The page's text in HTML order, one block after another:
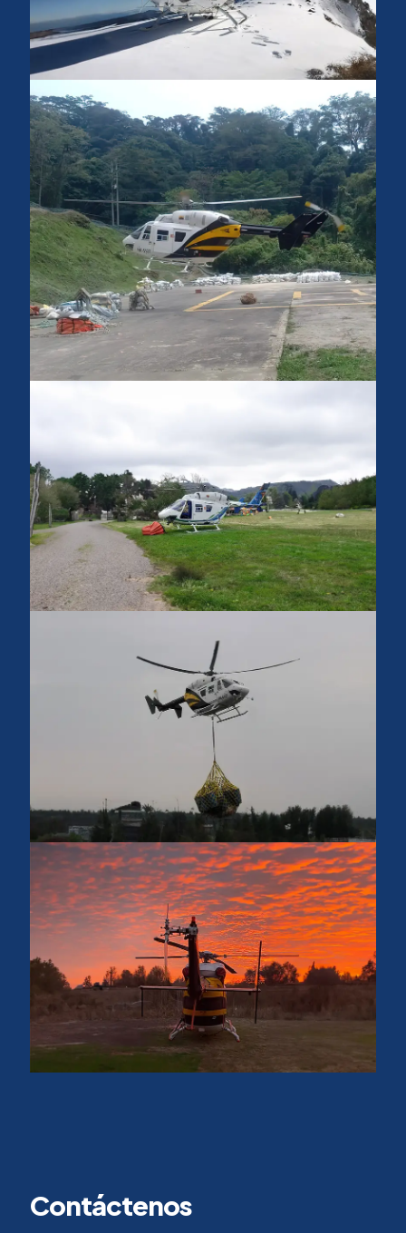
Contáctenos